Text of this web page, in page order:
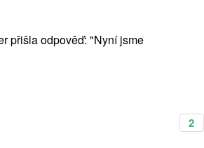
přišla odpověď: "Nyní jsme
2